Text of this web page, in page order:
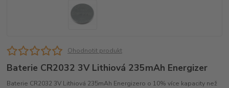
Ohodnotit produkt
Baterie CR2032 3V Lithiová 235mAh Energizer
Baterie CR2032 3V Lithiová 235mAh Energizero o 10% více kapacity než